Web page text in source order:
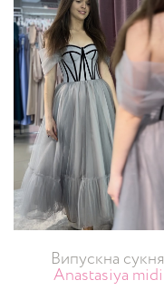
Випускна сукня
Anastasiya midi